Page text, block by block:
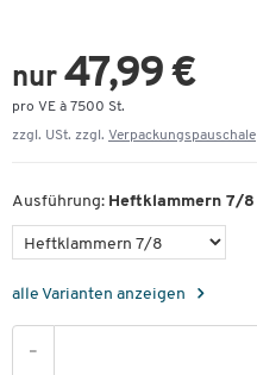
nur 47,99 €
pro VE à 7500 St.
zzgl. USt. zzgl. Verpackungspauschale
Ausführung: Heftklammern 7/8
alle Varianten anzeigen
-